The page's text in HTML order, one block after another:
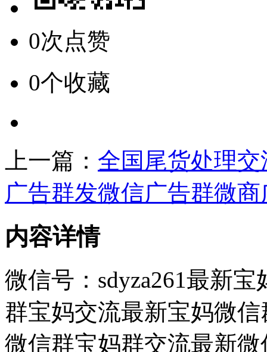
0次点赞
0个收藏
上一篇： 全国尾货处理交
广告群发微信广告群微
内容详情
微信号：sdyza261最新
群宝妈交流最新宝妈微
微信群宝妈群交流最新